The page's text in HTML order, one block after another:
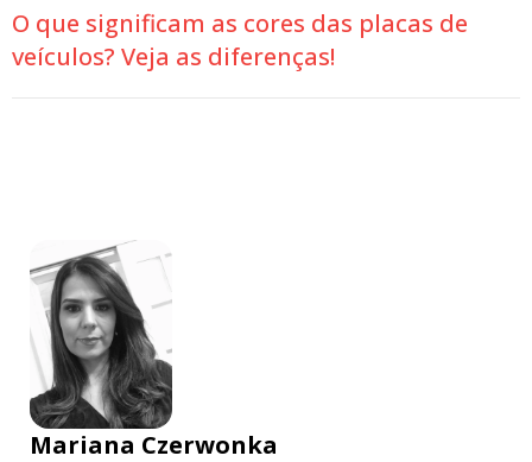
O que significam as cores das placas de
veículos? Veja as diferenças!
Mariana Czerwonka